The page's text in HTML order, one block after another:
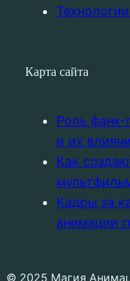
Карта сайта
Роль
и их
Как
Кадры за
анимации
© 2025 Магия